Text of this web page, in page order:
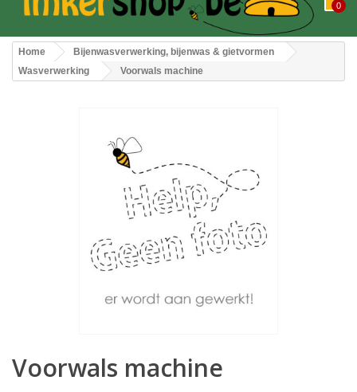
0
Home
Bijenwasverwerking, bijenwas & gietvormen
Wasverwerking
Voorwals machine
Voorwals machine